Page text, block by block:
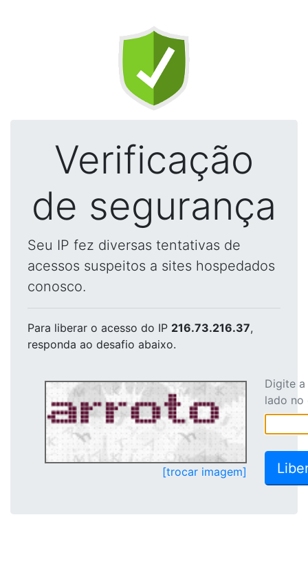
Verificação
de segurança
Seu IP fez diversas tentativas de
acessos suspeitos a sites hospedados
conosco.
Para liberar o acesso do IP 216.73.216.37,
responda ao desafio abaixo.
[trocar imagem]
Digite
lado no